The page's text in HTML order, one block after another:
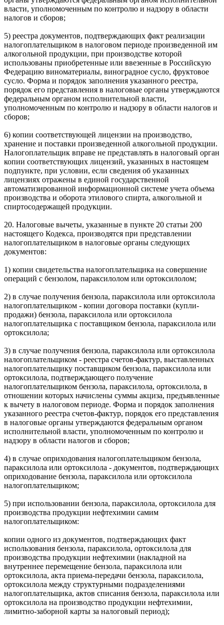
власти, уполномоченным по контролю и надзору в области
налогов и сборов;
5) реестра документов, подтверждающих факт реализации
налогоплательщиком в налоговом периоде произведенной им
алкогольной продукции, при производстве которой
использованы приобретенные или ввезенные в Российскую
Федерацию виноматериалы, виноградное сусло, фруктовое
сусло. Форма и порядок заполнения указанного реестра,
порядок его представления в налоговые органы утверждаются
федеральным органом исполнительной власти,
уполномоченным по контролю и надзору в области налогов и
сборов;
6) копии соответствующей лицензии на производство,
хранение и поставки произведенной алкогольной продукции.
Налогоплательщик вправе не представлять в налоговый орган
копии соответствующих лицензий, указанных в настоящем
подпункте, при условии, если сведения об указанных
лицензиях отражены в единой государственной
автоматизированной информационной системе учета объема
производства и оборота этилового спирта, алкогольной и
спиртосодержащей продукции.
20. Налоговые вычеты, указанные в пункте 20 статьи 200
настоящего Кодекса, производятся при представлении
налогоплательщиком в налоговые органы следующих
документов:
1) копии свидетельства налогоплательщика на совершение
операций с бензолом, параксилолом или ортоксилолом;
2) в случае получения бензола, параксилола или ортоксилола
налогоплательщиком - копии договора поставки (купли-
продажи) бензола, параксилола или ортоксилола
налогоплательщика с поставщиком бензола, параксилола или
ортоксилола;
3) в случае получения бензола, параксилола или ортоксилола
налогоплательщиком - реестра счетов-фактур, выставленных
налогоплательщику поставщиком бензола, параксилола или
ортоксилола, подтверждающего получение
налогоплательщиком бензола, параксилола, ортоксилола, в
отношении которых начислены суммы акциза, предъявленные
к вычету в налоговом периоде. Форма и порядок заполнения
указанного реестра счетов-фактур, порядок его представления
в налоговые органы утверждаются федеральным органом
исполнительной власти, уполномоченным по контролю и
надзору в области налогов и сборов;
4) в случае оприходования налогоплательщиком бензола,
параксилола или ортоксилола - документов, подтверждающих
оприходование бензола, параксилола или ортоксилола
налогоплательщиком;
5) при использовании бензола, параксилола, ортоксилола для
производства продукции нефтехимии самим
налогоплательщиком:
копии одного из документов, подтверждающих факт
использования бензола, параксилола, ортоксилола для
производства продукции нефтехимии (накладной на
внутреннее перемещение бензола, параксилола или
ортоксилола, акта приема-передачи бензола, параксилола,
ортоксилола между структурными подразделениями
налогоплательщика, актов списания бензола, параксилола или
ортоксилола на производство продукции нефтехимии,
лимитно-заборной карты за налоговый период);